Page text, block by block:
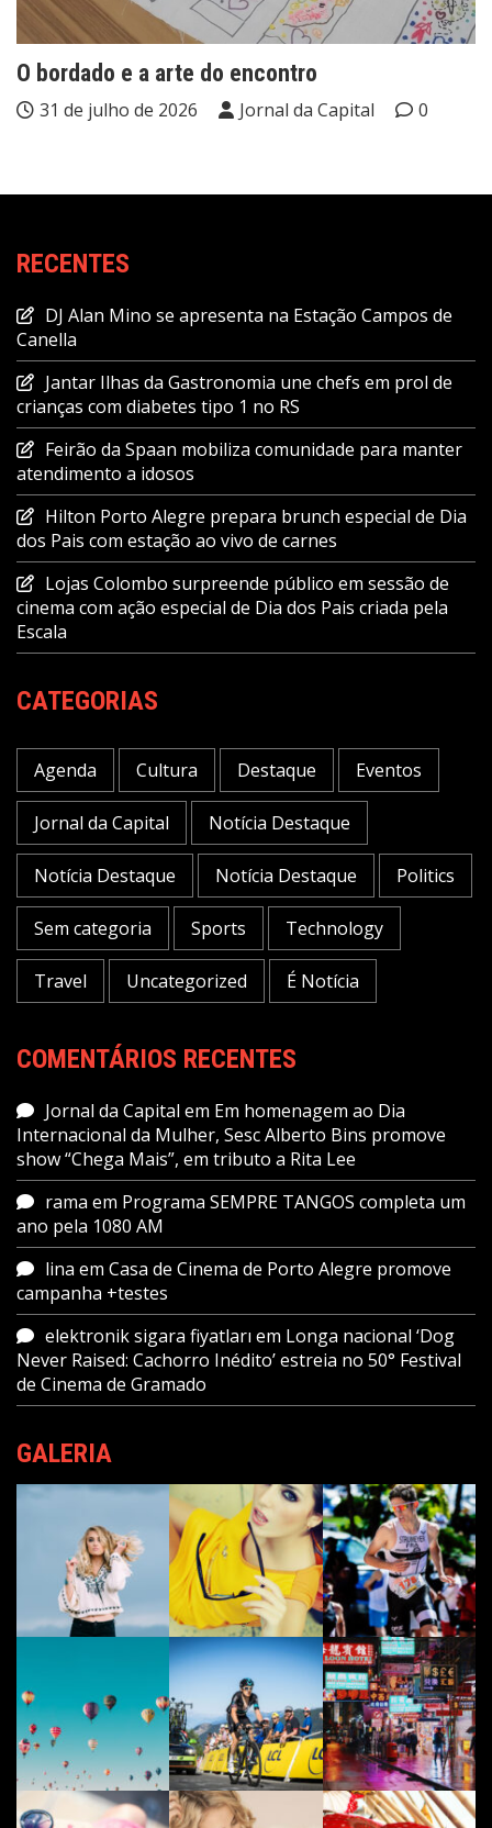
O bordado e a arte do encontro
31 de julho de 2026 Jornal da Capital 0
RECENTES
DJ Alan Mino se apresenta na Estação Campos de
Canella
Jantar Ilhas da Gastronomia une chefs em prol de
crianças com diabetes tipo 1 no RS
Feirão da Spaan mobiliza comunidade para manter
atendimento a idosos
Hilton Porto Alegre prepara brunch especial de Dia
dos Pais com estação ao vivo de carnes
Lojas Colombo surpreende público em sessão de
cinema com ação especial de Dia dos Pais criada pela
Escala
CATEGORIAS
Agenda Cultura Destaque Eventos
Jornal da Capital Notícia Destaque
Notícia Destaque Notícia Destaque Politics
Sem categoria Sports Technology
Travel Uncategorized É Notícia
COMENTÁRIOS RECENTES
Jornal da Capital em Em homenagem ao Dia
Internacional da Mulher, Sesc Alberto Bins promove
show “Chega Mais”, em tributo a Rita Lee
rama em Programa SEMPRE TANGOS completa um
ano pela 1080 AM
lina em Casa de Cinema de Porto Alegre promove
campanha +testes
elektronik sigara fiyatları em Longa nacional ‘Dog
Never Raised: Cachorro Inédito’ estreia no 50° Festival
de Cinema de Gramado
GALERIA